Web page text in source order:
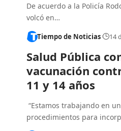
De acuerdo a la Policía
volcó en…
Tiempo de Noticias 14
Salud Pública
vacunación
11 y 14 años
“Estamos trabajando en
procedimientos para